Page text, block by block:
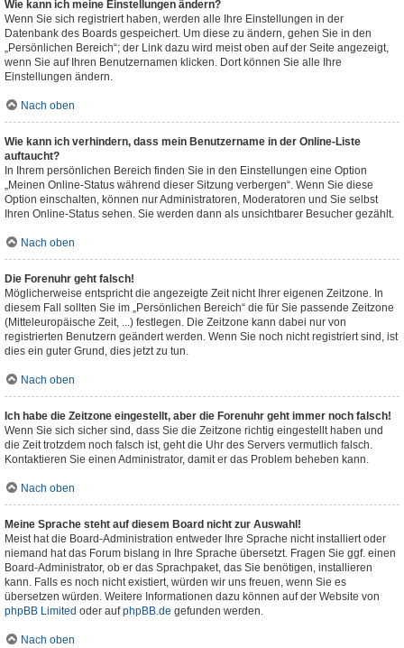
Wie kann ich meine Einstellungen ändern?
Wenn Sie sich registriert haben, werden alle Ihre Einstellungen in der
Datenbank des Boards gespeichert. Um diese zu ändern, gehen Sie in den
„Persönlichen Bereich“; der Link dazu wird meist oben auf der Seite angezeigt,
wenn Sie auf Ihren Benutzernamen klicken. Dort können Sie alle Ihre
Einstellungen ändern.
Nach oben
Wie kann ich verhindern, dass mein Benutzername in der Online-Liste
auftaucht?
In Ihrem persönlichen Bereich finden Sie in den Einstellungen eine Option
„Meinen Online-Status während dieser Sitzung verbergen“. Wenn Sie diese
Option einschalten, können nur Administratoren, Moderatoren und Sie selbst
Ihren Online-Status sehen. Sie werden dann als unsichtbarer Besucher gezählt.
Nach oben
Die Forenuhr geht falsch!
Möglicherweise entspricht die angezeigte Zeit nicht Ihrer eigenen Zeitzone. In
diesem Fall sollten Sie im „Persönlichen Bereich“ die für Sie passende Zeitzone
(Mitteleuropäische Zeit, ...) festlegen. Die Zeitzone kann dabei nur von
registrierten Benutzern geändert werden. Wenn Sie noch nicht registriert sind, ist
dies ein guter Grund, dies jetzt zu tun.
Nach oben
Ich habe die Zeitzone eingestellt, aber die Forenuhr geht immer noch falsch!
Wenn Sie sich sicher sind, dass Sie die Zeitzone richtig eingestellt haben und
die Zeit trotzdem noch falsch ist, geht die Uhr des Servers vermutlich falsch.
Kontaktieren Sie einen Administrator, damit er das Problem beheben kann.
Nach oben
Meine Sprache steht auf diesem Board nicht zur Auswahl!
Meist hat die Board-Administration entweder Ihre Sprache nicht installiert oder
niemand hat das Forum bislang in Ihre Sprache übersetzt. Fragen Sie ggf. einen
Board-Administrator, ob er das Sprachpaket, das Sie benötigen, installieren
kann. Falls es noch nicht existiert, würden wir uns freuen, wenn Sie es
übersetzen würden. Weitere Informationen dazu können auf der Website von
phpBB Limited oder aufphpBB.de gefunden werden.
Nach oben